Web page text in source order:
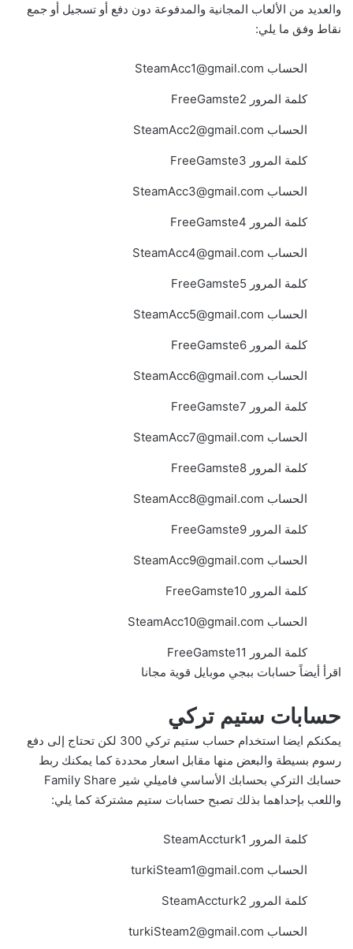
والعديد من الألعاب المجانية والمدفوعة دون دفع أو تسجيل أو جمع
نقاط وفق ما يلي:
الحساب SteamAcc1@gmail.com
كلمة المرور FreeGamste2
الحساب SteamAcc2@gmail.com
كلمة المرور FreeGamste3
الحساب SteamAcc3@gmail.com
كلمة المرور FreeGamste4
الحساب SteamAcc4@gmail.com
كلمة المرور FreeGamste5
الحساب SteamAcc5@gmail.com
كلمة المرور FreeGamste6
الحساب SteamAcc6@gmail.com
كلمة المرور FreeGamste7
الحساب SteamAcc7@gmail.com
كلمة المرور FreeGamste8
الحساب SteamAcc8@gmail.com
كلمة المرور FreeGamste9
الحساب SteamAcc9@gmail.com
كلمة المرور FreeGamste10
الحساب SteamAcc10@gmail.com
كلمة المرور FreeGamste11
اقرأ أيضاً حسابات ببجي موبايل قوية مجانا
حسابات ستيم تركي
يمكنكم ايضا استخدام حساب ستيم تركي 300 لكن تحتاج إلى دفع
رسوم بسيطة والبعض منها مقابل اسعار محددة كما يمكنك ربط
حسابك التركي بحسابك الأساسي فاميلي شير Family Share
واللعب بإحداهما بذلك تصبح حسابات ستيم مشتركة كما يلي:
كلمة المرور SteamAccturk1
الحساب turkiSteam1@gmail.com
كلمة المرور SteamAccturk2
الحساب turkiSteam2@gmail.com